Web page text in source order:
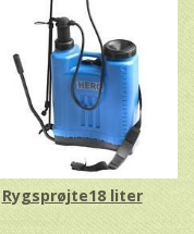
Rygsprøjte18 liter